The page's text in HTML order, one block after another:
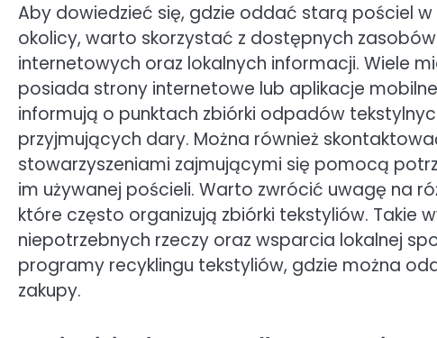
Aby dowiedzieć się, gdzie oddać starą pościel w
okolicy, warto skorzystać z dostępnych zasobów
internetowych oraz lokalnych informacji. Wiele
posiada strony internetowe lub aplikacje
informują o punktach zbiórki odpadów
przyjmujących dary. Można również
stowarzyszeniami zajmującymi się pomocą
im używanej pościeli. Warto zwrócić uwagę na
które często organizują zbiórki tekstyliów. Takie
niepotrzebnych rzeczy oraz wsparcia lokalnej
programy recyklingu tekstyliów, gdzie można
zakupy.